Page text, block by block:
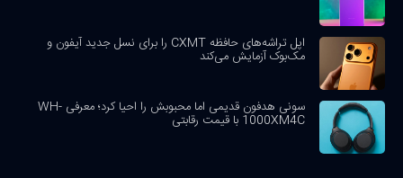
اپل تراشه‌های حافظه CXMT را برای نسل جدید آیفون و
مک‌بوک آزمایش می‌کند
سونی هدفون قدیمی اما محبوبش را احیا کرد؛ معرفی WH-
1000XM4C با قیمت رقابتی